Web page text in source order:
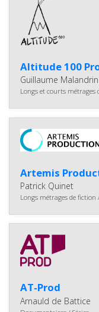
Altitude 100
Guillaume Malandrin
Longs et courts
Artemis
Patrick Quinet
Longs métrages de fiction
AT-Prod
Arnauld de Battice